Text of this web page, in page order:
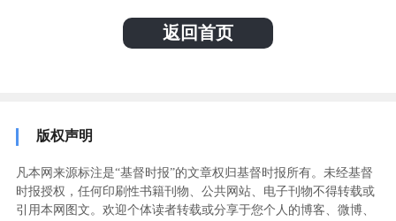
返回首页
版权声明
凡本网来源标注是“基督时报”的文章权归基督时报所有。未经基督
时报授权，任何印刷性书籍刊物、公共网站、电子刊物不得转载或
引用本网图文。欢迎个体读者转载或分享于您个人的博客、微博、